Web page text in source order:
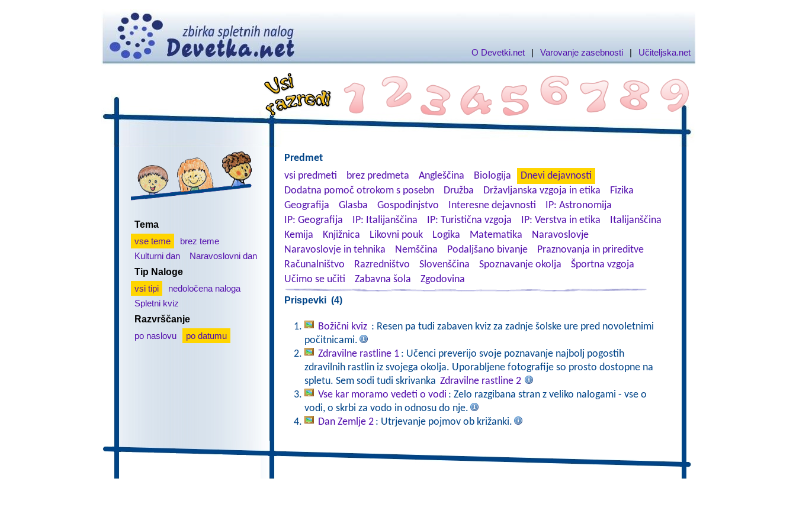
O Devetki.net | Varovanje zasebnosti | Učiteljska.net
Tema
vse teme
brez teme
Kulturni dan
Naravoslovni dan
Tip Naloge
vsi tipi
nedoločena naloga
Spletni kviz
Razvrščanje
po naslovu
po datumu
Predmet
vsi predmeti
brez predmeta Angleščina Biologija
Dnevi dejavnosti
Dodatna pomoč otrokom s posebn
Družba Državljanska vzgoja in etika
Fizika
Geografija
Glasba Gospodinjstvo Interesne dejavnosti
IP: Astronomija
IP: Geografija
IP: Italijanščina IP: Turistična vzgoja IP: Verstva in etika
Italijanščina
Kemija
Knjižnica Likovni pouk Logika Matematika
Naravoslovje
Naravoslovje in tehnika
Nemščina Podaljšano bivanje
Praznovanja in prireditve
Računalništvo
Razredništvo Slovenščina Spoznavanje okolja
Športna vzgoja
Učimo se učiti
Zabavna šola Zgodovina
Prispevki (4)
Božični kviz : Resen pa tudi zabaven kviz za zadnje šolske ure pred novoletnimi
počitnicami.
Zdravilne rastline 1 : Učenci preverijo svoje poznavanje najbolj pogostih
zdravilnih rastlin iz svojega okolja. Uporabljene fotografije so prosto dostopne na
spletu. Sem sodi tudi skrivanka Zdravilne rastline 2
Vse kar moramo vedeti o vodi : Zelo razgibana stran z veliko nalogami - vse o
vodi, o skrbi za vodo in odnosu do nje.
Dan Zemlje 2 : Utrjevanje pojmov ob križanki.